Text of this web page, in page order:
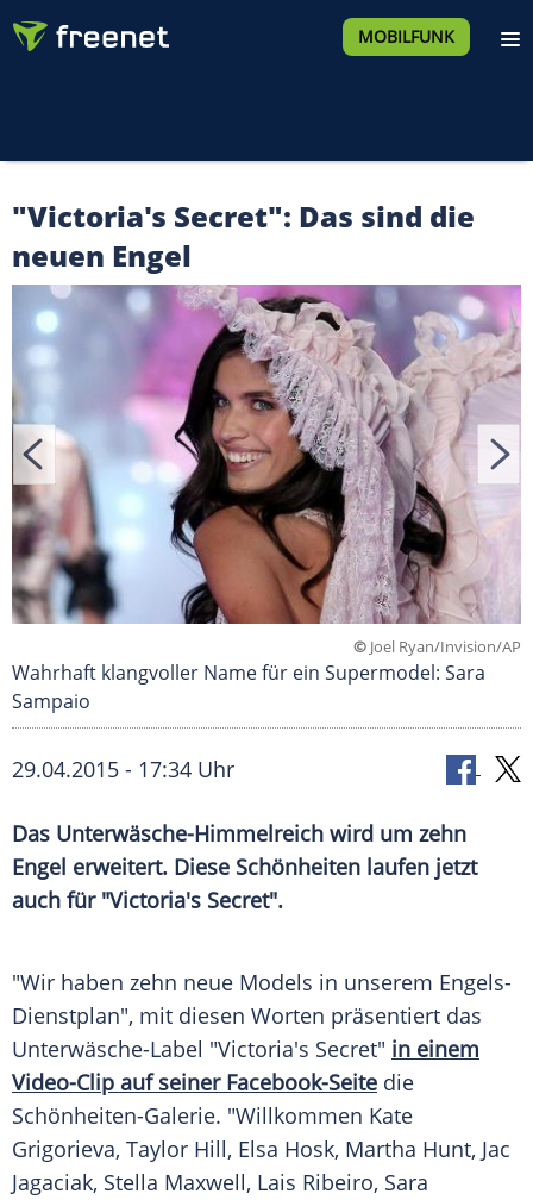
MOBILFUNK
"Victoria's Secret": Das sind die
neuen Engel
© Joel Ryan/Invision/AP
Wahrhaft klangvoller Name für ein Supermodel: Sara
Sampaio
29.04.2015 - 17:34 Uhr
Das Unterwäsche-Himmelreich wird um zehn
Engel erweitert. Diese Schönheiten laufen jetzt
auch für "Victoria's Secret".
"Wir haben zehn neue Models in unserem Engels-
Dienstplan", mit diesen Worten präsentiert das
Unterwäsche-Label "Victoria's Secret" in einem
Video-Clip auf seiner Facebook-Seite die
Schönheiten-Galerie. "Willkommen Kate
Grigorieva, Taylor Hill, Elsa Hosk, Martha Hunt, Jac
Jagaciak, Stella Maxwell, Lais Ribeiro, Sara